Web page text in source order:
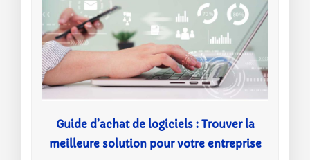
Guide d’achat de logiciels : Trouver la
meilleure solution pour votre entreprise